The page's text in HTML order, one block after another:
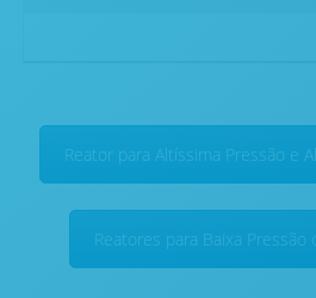
Reator para Altíssima Pressão e
Reatores para Baixa Pressão